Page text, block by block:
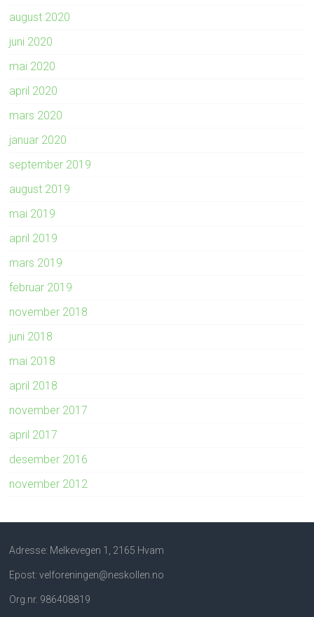
august 2020
juni 2020
mai 2020
april 2020
mars 2020
januar 2020
september 2019
august 2019
mai 2019
april 2019
mars 2019
februar 2019
november 2018
juni 2018
mai 2018
april 2018
november 2017
april 2017
desember 2016
november 2012
Adresse: Melkevegen 1, 2165 Hvam
Epost: velforeningen@neskollen.no
Org.nr. 986408819